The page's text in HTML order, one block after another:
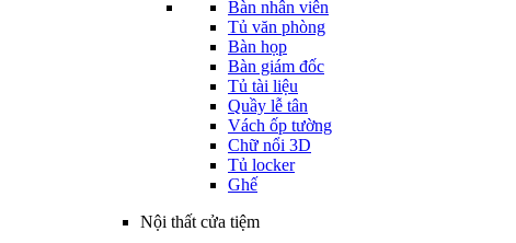
Bàn nhân viên
Tủ văn phòng
Bàn họp
Bàn giám đốc
Tủ tài liệu
Quầy lễ tân
Vách ốp tường
Chữ nổi 3D
Tủ locker
Ghế
Nội thất cửa tiệm